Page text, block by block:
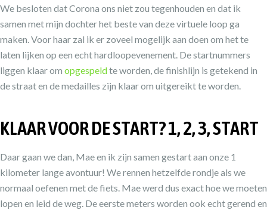
We besloten dat Corona ons niet zou tegenhouden en dat ik
samen met mijn dochter het beste van deze virtuele loop ga
maken. Voor haar zal ik er zoveel mogelijk aan doen om het te
laten lijken op een echt hardloopevenement. De startnummers
liggen klaar om opgespeldte worden, de finishlijn is getekend in
de straat en de medailles zijn klaar om uitgereikt te worden.
KLAAR VOOR DE START? 1, 2, 3, START
Daar gaan we dan, Mae en ik zijn samen gestart aan onze 1
kilometer lange avontuur! We rennen hetzelfde rondje als we
normaal oefenen met de fiets. Mae werd dus exact hoe we moeten
lopen en leid de weg. De eerste meters worden ook echt gerend en